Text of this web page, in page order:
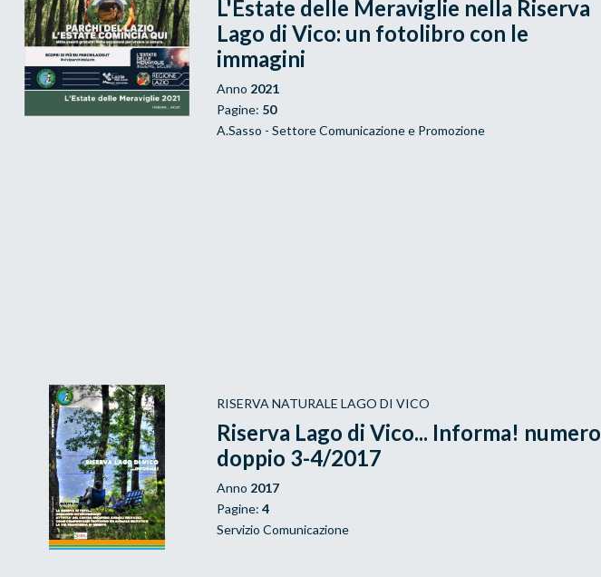
L'Estate delle Meraviglie nella Riserva
Lago di Vico: un fotolibro con le
immagini
Anno 2021
Pagine: 50
A.Sasso - Settore Comunicazione e Promozione
RISERVA NATURALE LAGO DI VICO
Riserva Lago di Vico... Informa! numero
doppio 3-4/2017
Anno 2017
Pagine: 4
Servizio Comunicazione